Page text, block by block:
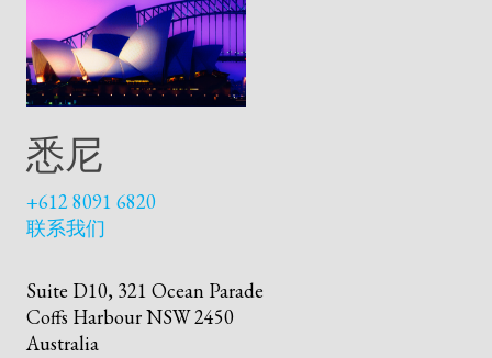
悉尼
+612 8091 6820
联系我们
Suite D10, 321 Ocean Parade
Coffs Harbour NSW 2450
Australia